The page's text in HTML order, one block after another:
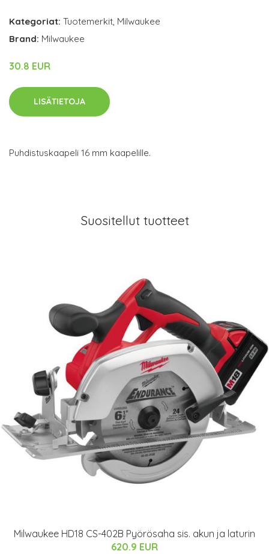
Kategoriat: Tuotemerkit, Milwaukee
Brand: Milwaukee
30.8 EUR
LISÄTIETOJA
Puhdistuskaapeli 16 mm kaapelille.
Suositellut tuotteet
Milwaukee HD18 CS-402B Pyörösaha sis. akun ja laturin
620.9 EUR